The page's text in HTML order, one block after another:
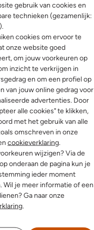
gebruik van cookies en
technieken (gezamenlijk:
cookies om ervoor te
onze website goed
om jouw voorkeuren op
inzicht te verkrijgen in
en om een profiel op
van jouw online gedrag voor
advertenties. Door
alle cookies" te klikken,
met het gebruik van alle
omschreven in onze
cookieverklaring
wijzigen? Via de
onderaan de pagina kun je
ieder moment
Wil je meer informatie of een
Ga naar onze
vanaf €75,-
binnen 30 dagen*
met Klarna
4
1
4
Sterren